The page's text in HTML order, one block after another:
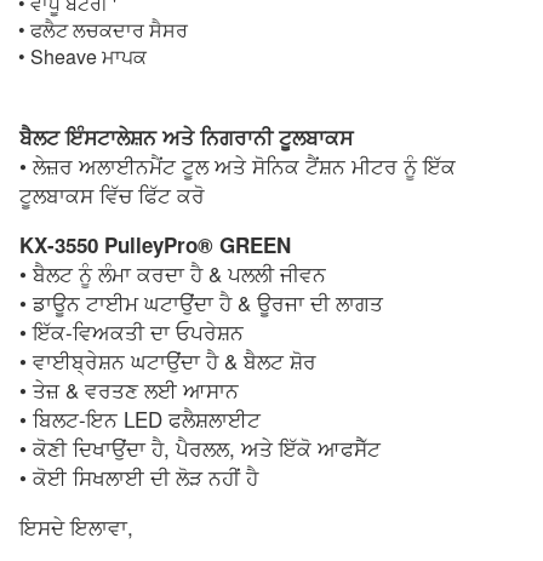
• ਫਲੈਟ ਲਚਕਦਾਰ ਸੈਸਰ
• Sheave ਮਾਪਕ
ਬੈਲਟ ਇੰਸਟਾਲੇਸ਼ਨ ਅਤੇ ਨਿਗਰਾਨੀ ਟੂਲਬਾਕਸ
• ਲੇਜ਼ਰ ਅਲਾਈਨਮੈਂਟ ਟੂਲ ਅਤੇ ਸੋਨਿਕ ਟੈਂਸ਼ਨ ਮੀਟਰ ਨੂੰ ਇੱਕ
ਟੂਲਬਾਕਸ ਵਿੱਚ ਫਿੱਟ ਕਰੋ
KX-3550 PulleyPro® GREEN
• ਬੈਲਟ ਨੂੰ ਲੰਮਾ ਕਰਦਾ ਹੈ & ਪਲਲੀ ਜੀਵਨ
• ਡਾਊਨ ਟਾਈਮ ਘਟਾਉਂਦਾ ਹੈ & ਊਰਜਾ ਦੀ ਲਾਗਤ
• ਇੱਕ-ਵਿਅਕਤੀ ਦਾ ਓਪਰੇਸ਼ਨ
• ਵਾਈਬ੍ਰੇਸ਼ਨ ਘਟਾਉਂਦਾ ਹੈ & ਬੈਲਟ ਸ਼ੋਰ
• ਤੇਜ਼ & ਵਰਤਣ ਲਈ ਆਸਾਨ
• ਬਿਲਟ-ਇਨ LED ਫਲੈਸ਼ਲਾਈਟ
• ਕੋਣੀ ਦਿਖਾਉਂਦਾ ਹੈ, ਪੈਰਲਲ, ਅਤੇ ਇੱਕੋ ਆਫਸੈੱਟ
• ਕੋਈ ਸਿਖਲਾਈ ਦੀ ਲੋੜ ਨਹੀਂ ਹੈ
ਇਸਦੇ ਇਲਾਵਾ,